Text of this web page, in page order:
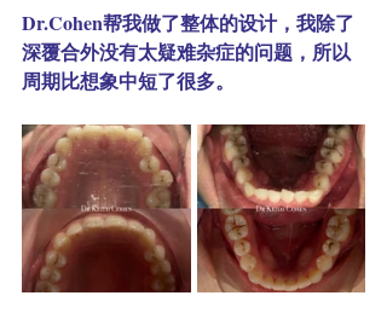
Dr.Cohen帮我做了整体的设计，我除了
深覆合外没有太疑难杂症的问题，所以
周期比想象中短了很多。